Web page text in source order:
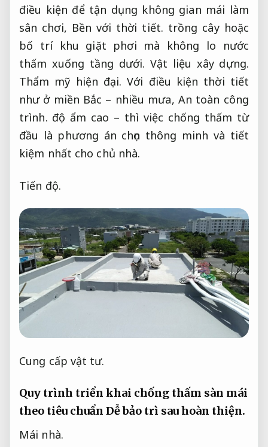
điều kiện để tận dụng không gian mái làm
sân chơi, Bền với thời tiết. trồng cây hoặc
bố trí khu giặt phơi mà không lo nước
thấm xuống tầng dưới. Vật liệu xây dựng.
Thẩm mỹ hiện đại. Với điều kiện thời tiết
như ở miền Bắc – nhiều mưa, An toàn công
trình. độ ẩm cao – thì việc chống thấm từ
đầu là phương án chọn thông minh và tiết
kiệm nhất cho chủ nhà.
Tiến độ.
Cung cấp vật tư.
Quy trình triển khai chống thấm sàn mái
theo tiêu chuẩn Dễ bảo trì sau hoàn thiện.
Mái nhà.